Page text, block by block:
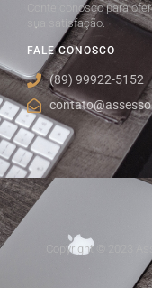
Conte conosco para
sua satisfação.
FALE CONOSCO
(89) 99922-5152
Copyright © 2023